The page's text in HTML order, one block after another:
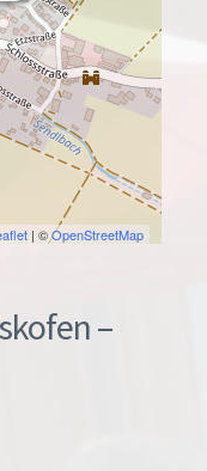
| ©OpenStreetMap
–